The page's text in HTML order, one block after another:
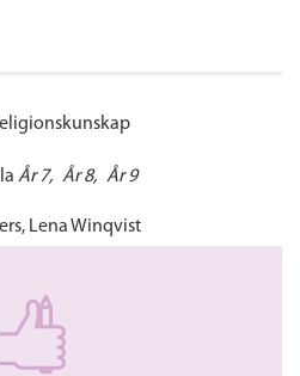
År 7 År 8 År 9
Lena Winqvist